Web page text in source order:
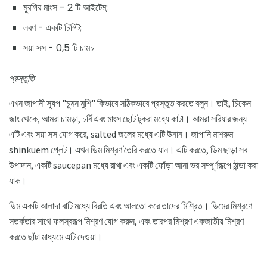
মুরগির মাংস - 2 টি আইটেম;
লবণ - একটি চিম্টি;
সয়া সস - 0,5 টি চামচ
প্রস্তুতি
এখন জাপানী স্যুপ "চুমন মুশি" কিভাবে সঠিকভাবে প্রস্তুত করতে বলুন। তাই, চিকেন
জাং থেকে, আমরা চামড়া, চর্বি এবং মাংস ছোট টুকরা মধ্যে কাটা। আমরা সরিষার জন্য
এটি এবং সয়া সস যোগ করে, salted জলের মধ্যে এটি উনান। জাপানি মাশরুম
shinkuem প্লেট। এখন ডিম মিশ্রণ তৈরি করতে যান। এটি করতে, ডিম ছাড়া সব
উপাদান, একটি saucepan মধ্যে রাখা এবং একটি ফোঁড়া আনা ভর সম্পূর্ণরূপে ঠান্ডা করা
যাক।
ডিম একটি আলাদা বাটি মধ্যে বিরতি এবং আলতো করে তাদের মিশ্রিত। ডিমের মিশ্রণে
সতর্কতার সাথে ফলস্বরূপ মিশ্রণ যোগ করুন, এবং তারপর মিশ্রণ একজাতীয় মিশ্রণ
করতে ছাঁটা মাধ্যমে এটি দেওয়া।